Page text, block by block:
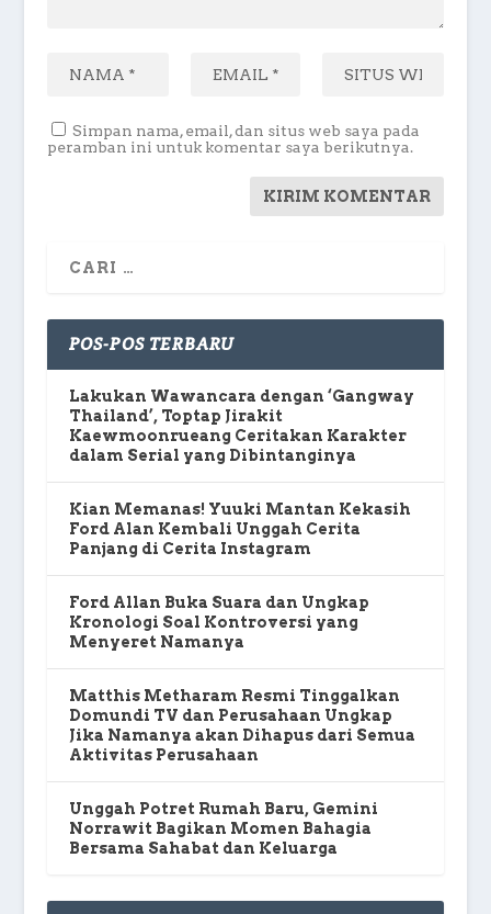
Simpan nama, email, dan situs web saya pada
peramban ini untuk komentar saya berikutnya.
POS-POS TERBARU
Lakukan Wawancara dengan ‘Gangway
Thailand’, Toptap Jirakit
Kaewmoonrueang Ceritakan Karakter
dalam Serial yang Dibintanginya
Kian Memanas! Yuuki Mantan Kekasih
Ford Alan Kembali Unggah Cerita
Panjang di Cerita Instagram
Ford Allan Buka Suara dan Ungkap
Kronologi Soal Kontroversi yang
Menyeret Namanya
Matthis Metharam Resmi Tinggalkan
Domundi TV dan Perusahaan Ungkap
Jika Namanya akan Dihapus dari Semua
Aktivitas Perusahaan
Unggah Potret Rumah Baru, Gemini
Norrawit Bagikan Momen Bahagia
Bersama Sahabat dan Keluarga